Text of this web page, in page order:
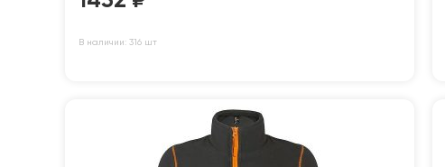
В наличии: 316 шт